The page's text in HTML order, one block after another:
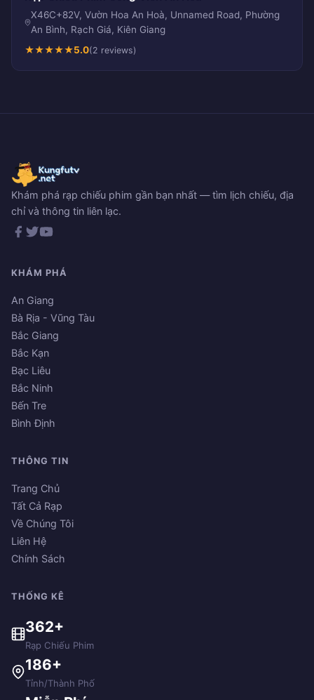
X46C+82V, Vườn Hoa An Hoà, Unnamed Road, Phường
An Bình, Rạch Giá, Kiên Giang
★★★★★5.0(2 reviews)
Khám phá rạp chiếu phim gần bạn nhất — tìm lịch chiếu, địa
chỉ và thông tin liên lạc.
KHÁM PHÁ
An Giang
Bà Rịa - Vũng Tàu
Bắc Giang
Bắc Kạn
Bạc Liêu
Bắc Ninh
Bến Tre
Bình Định
THÔNG TIN
Trang Chủ
Tất Cả Rạp
Về Chúng Tôi
Liên Hệ
Chính Sách
THỐNG KÊ
362+
Rạp Chiếu Phim
186+
Tỉnh/Thành Phố